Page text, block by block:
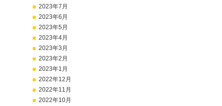
2023年7月
2023年6月
2023年5月
2023年4月
2023年3月
2023年2月
2023年1月
2022年12月
2022年11月
2022年10月